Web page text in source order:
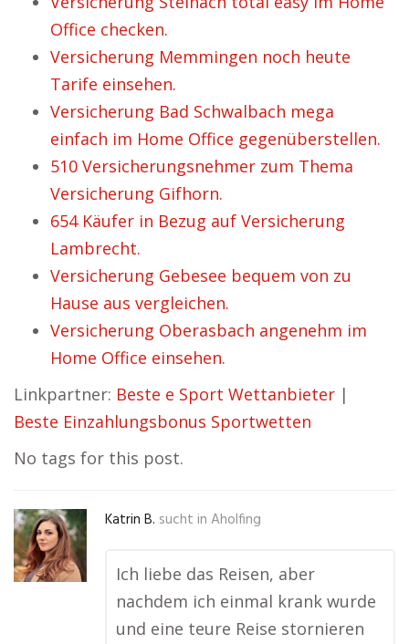
Office checken.
Versicherung Memmingen noch heute
Tarife einsehen.
Versicherung Bad Schwalbach mega
einfach im Home Office gegenüberstellen.
510 Versicherungsnehmer zum Thema
Versicherung Gifhorn.
654 Käufer in Bezug auf Versicherung
Lambrecht.
Versicherung Gebesee bequem von zu
Hause aus vergleichen.
Versicherung Oberasbach angenehm im
Home Office einsehen.
Linkpartner: Beste e Sport Wettanbieter |
Beste Einzahlungsbonus Sportwetten
No tags for this post.
Katrin B. sucht in Aholfing
Ich liebe das Reisen, aber
nachdem ich einmal krank wurde
und eine teure Reise stornieren